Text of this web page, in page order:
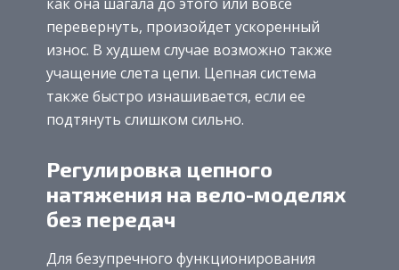
перевернуть, произойдет ускоренный
износ. В худшем случае возможно также
учащение слета цепи. Цепная система
также быстро изнашивается, если ее
подтянуть слишком сильно.
Регулировка цепного
натяжения на вело-моделях
без передач
Для безупречного функционирования